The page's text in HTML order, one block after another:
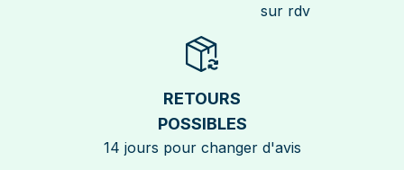
sur rdv
RETOURS
POSSIBLES
14 jours pour changer d'avis